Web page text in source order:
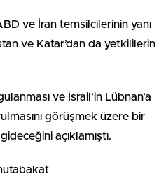
ve İran temsilcilerinin yanı
ve Katar’dan da yetkililerin
ve İsrail’in Lübnan’a
görüşmek üzere bir
açıklamıştı.